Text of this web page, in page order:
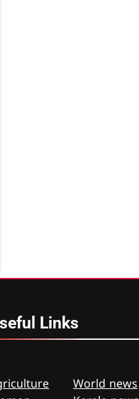
Links
World news